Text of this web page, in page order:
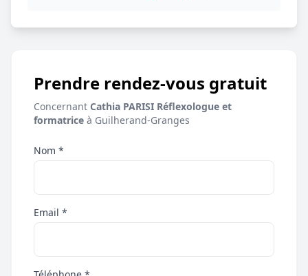
Prendre rendez-vous gratuit
Concernant Cathia PARISI Réflexologue et
formatrice à Guilherand-Granges
Nom *
Email *